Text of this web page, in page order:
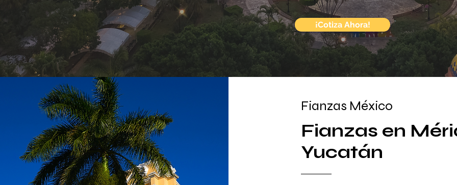
¡Cotiza Ahora!
Fianzas México
Fianzas en
Yucatán